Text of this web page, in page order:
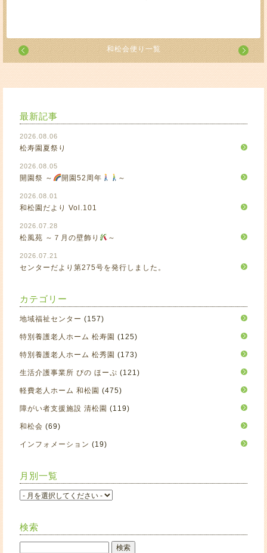
和松会便り一覧
最新記事
2026.08.06
松寿園夏祭り
2026.08.05
開園祭 ～ 開園52周年 ～
2026.08.01
和松園だより Vol.101
2026.07.28
松風苑 ～７月の壁飾り ～
2026.07.21
センターだより第275号を発行しました。
カテゴリー
地域福祉センター (157)
特別養護老人ホーム 松寿園 (125)
特別養護老人ホーム 松秀園 (173)
生活介護事業所 ぴの ほーぷ (121)
軽費老人ホーム 和松園 (475)
障がい者支援施設 清松園 (119)
和松会 (69)
インフォメーション (19)
月別一覧
検索